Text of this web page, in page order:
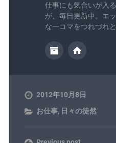
仕事にも気合いが入
が、毎日更新中。エ
な一コマをつれづれ
2012年10月8日
お仕事, 日々の徒然